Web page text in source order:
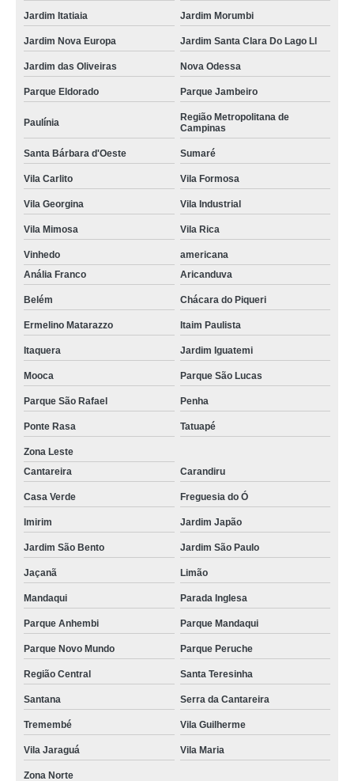
Jardim Itatiaia Jardim Morumbi
Jardim Nova Europa Jardim Santa Clara Do Lago Ll
Jardim das Oliveiras Nova Odessa
Parque Eldorado Parque Jambeiro
Paulínia
Região Metropolitana de
Campinas
Santa Bárbara d'Oeste Sumaré
Vila Carlito Vila Formosa
Vila Georgina Vila Industrial
Vila Mimosa Vila Rica
Vinhedo
americana
Anália Franco
Aricanduva
Belém Chácara do Piqueri
Ermelino Matarazzo Itaim Paulista
Itaquera Jardim Iguatemi
Mooca Parque São Lucas
Parque São Rafael Penha
Ponte Rasa Tatuapé
Zona Leste
Cantareira
Carandiru
Casa Verde Freguesia do Ó
Imirim Jardim Japão
Jardim São Bento Jardim São Paulo
Jaçanã Limão
Mandaqui Parada Inglesa
Parque Anhembi Parque Mandaqui
Parque Novo Mundo Parque Peruche
Região Central Santa Teresinha
Santana Serra da Cantareira
Tremembé Vila Guilherme
Vila Jaraguá Vila Maria
Zona Norte